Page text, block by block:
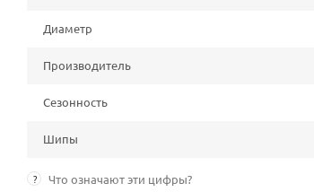
Диаметр
Производитель
Сезонность
Шипы
? Что означают эти цифры?